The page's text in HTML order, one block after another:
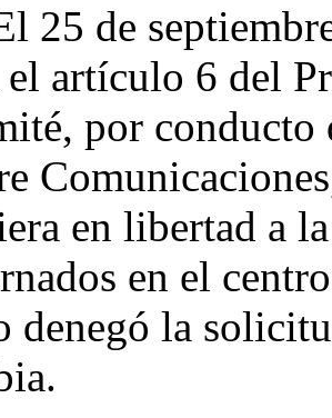
25 de
el artículo 6 del
por conducto
en libertad a
en el
denegó la